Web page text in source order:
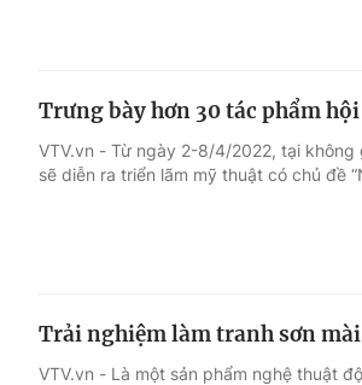
Trưng bày hơn 30 tác phẩm
VTV.vn - Từ ngày 2-8/4/2022, tại
sẽ diễn ra triển lãm mỹ thuật có chủ đề
Trải nghiệm làm tranh sơn mài
VTV.vn - Là một sản phẩm nghệ thuật